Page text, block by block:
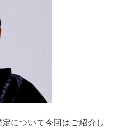
について今回はご紹介し